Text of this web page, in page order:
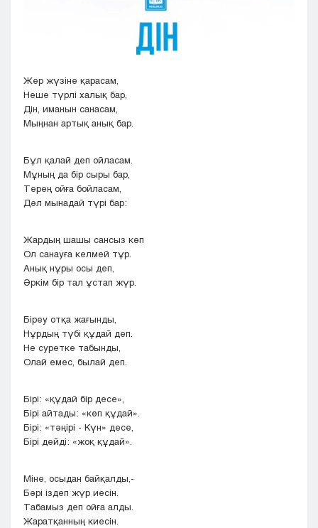
Жер жүзіне қарасам,
Неше түрлі халық бар,
Дін, иманын санасам,
Мыңнан артық анық бар.
Бұл қалай деп ойласам.
Мұның да бір сыры бар,
Терең ойға бойласам,
Дәл мынадай түрі бар:
Жардың шашы сансыз көп
Ол санауға келмей тұр.
Анық нұры осы деп,
Әркім бір тал ұстап жүр.
Біреу отқа жағынды,
Нұрдың түбі құдай деп.
He суретке табынды,
Олай емес, былай деп.
Бірі: «құдай бір десе»,
Бірі айтады: «көп құдай».
Бірі: «тәңірі - Күн» десе,
Бірі дейді: «жоқ құдай».
Міне, осыдан байқалды,-
Бәрі іздеп жүр иесін.
Табамыз деп ойға алды.
Жаратқанның киесін.